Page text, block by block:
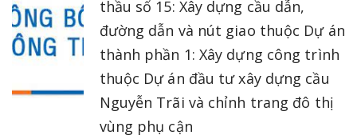
thầu số 15: Xây dựng cầu dẫn,
đường dẫn và nút giao thuộc Dự án
thành phần 1: Xây dựng công trình
thuộc Dự án đầu tư xây dựng cầu
Nguyễn Trãi và chỉnh trang đô thị
vùng phụ cận